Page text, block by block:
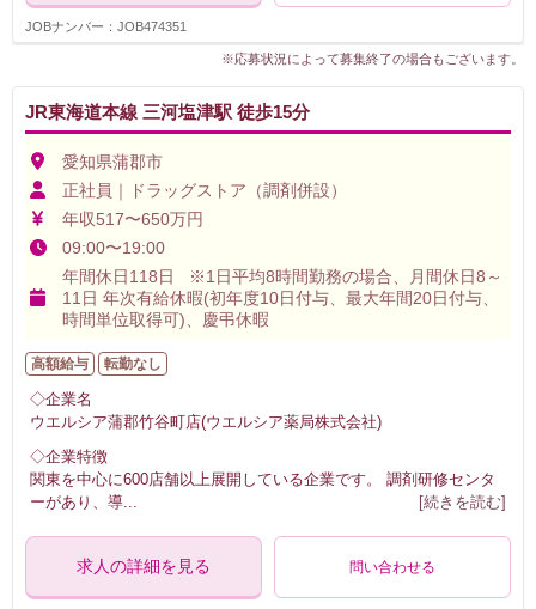
JOBナンバー：JOB474351
※応募状況によって募集終了の場合もございます。
JR東海道本線 三河塩津駅 徒歩15分
愛知県蒲郡市
正社員｜ドラッグストア（調剤併設）
年収517〜650万円
09:00〜19:00
年間休日118日 ※1日平均8時間勤務の場合、月間休日8～
11日 年次有給休暇(初年度10日付与、最大年間20日付与、
時間単位取得可)、慶弔休暇
高額給与 転勤なし
◇企業名
ウエルシア蒲郡竹谷町店(ウエルシア薬局株式会社)
◇企業特徴
関東を中心に600店舗以上展開している企業です。 調剤研修センタ
ーがあり、導
[続きを読む]
求人の詳細を見る 問い合わせる